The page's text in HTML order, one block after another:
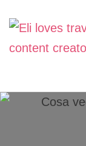
Eli
Viaggiare in